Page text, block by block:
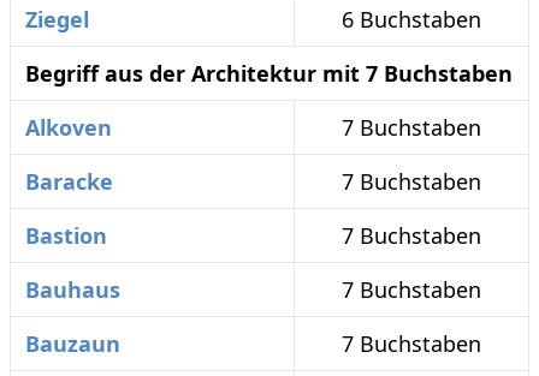
Ziegel
6 Buchstaben
Begriff aus der Architektur mit 7 Buchstaben
Alkoven
7 Buchstaben
Baracke
7 Buchstaben
Bastion
7 Buchstaben
Bauhaus
7 Buchstaben
Bauzaun
7 Buchstaben